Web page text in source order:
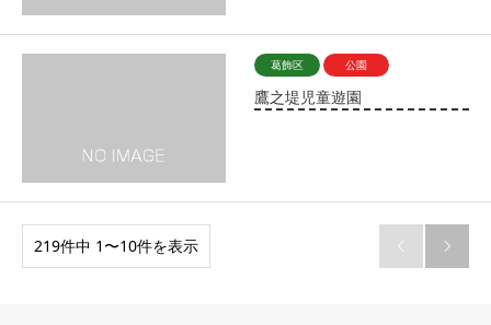
葛飾区 公園
鷹之堤児童遊園
219件中 1〜10件を表示  